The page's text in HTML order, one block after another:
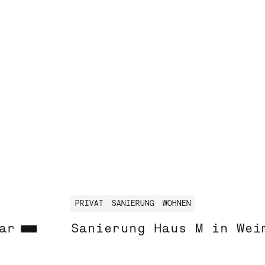
PRIVAT SANIERUNG WOHNEN
Sanierung Haus M in